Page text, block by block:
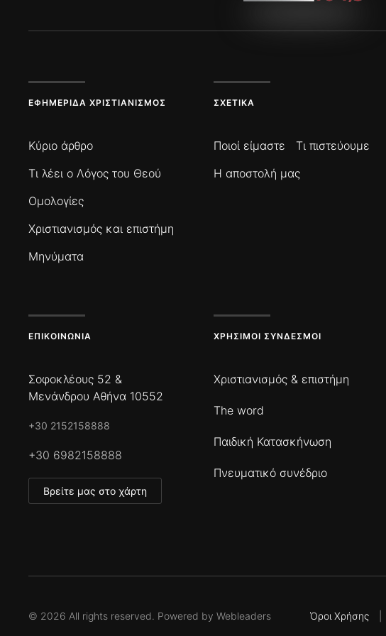
ΕΦΗΜΕΡΊΔΑ ΧΡΙΣΤΙΑΝΙΣΜΌΣ
Κύριο άρθρο
Τι λέει ο Λόγος του Θεού
Ομολογίες
Χριστιανισμός και επιστήμη
Μηνύματα
ΣΧΕΤΙΚΆ
Ποιοί είμαστε
Τι πιστεύουμε
Η αποστολή μας
ΕΠΙΚΟΙΝΩΝΊΑ
Σοφοκλέους 52 &
Μενάνδρου Αθήνα 10552
+30 2152158888
+30 6982158888
Βρείτε μας στο χάρτη
ΧΡΉΣΙΜΟΙ ΣΎΝΔΕΣΜΟΙ
Χριστιανισμός & επιστήμη
The word
Παιδική Κατασκήνωση
Πνευματικό συνέδριο
© 2026 All rights reserved. Powered by Webleaders Όροι Χρήσης|